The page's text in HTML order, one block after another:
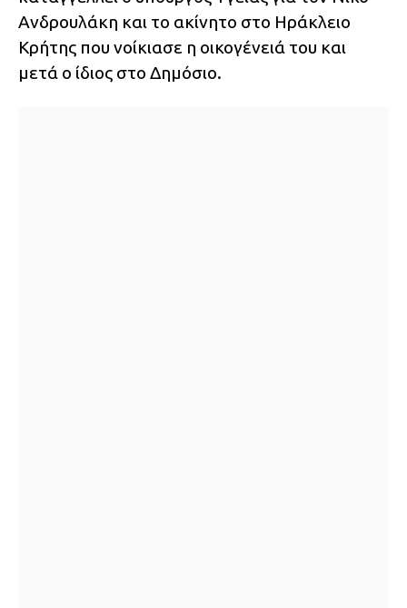
Ανδρουλάκη και το ακίνητο στο Ηράκλειο
Κρήτης που νοίκιασε η οικογένειά του και
μετά ο ίδιος στο Δημόσιο.